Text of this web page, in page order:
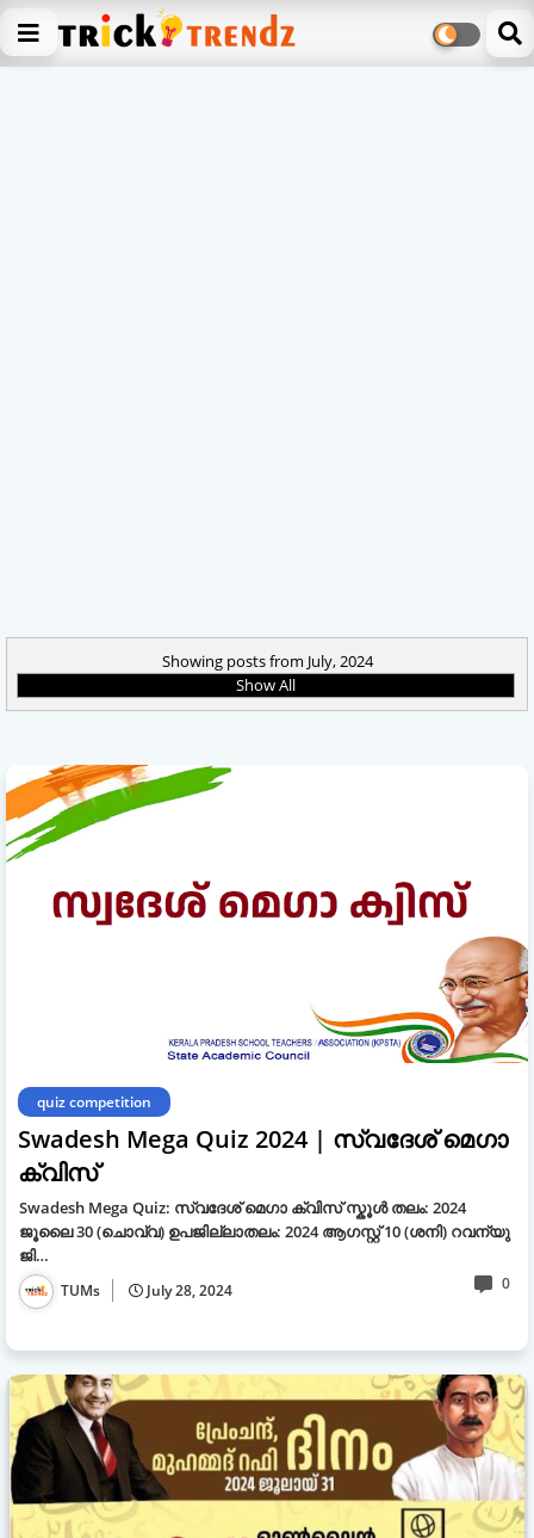
Showing posts from July, 2024
Show All
quiz competition
Swadesh Mega Quiz 2024 | സ്വദേശ് മെഗാ
ക്വിസ്
Swadesh Mega Quiz: സ്വദേശ് മെഗാ ക്വിസ് സ്കൂൾ തലം: 2024
ജൂലൈ 30 (ചൊവ്വ) ഉപജില്ലാതലം: 2024 ആഗസ്റ്റ് 10 (ശനി) റവന്യു
ജി…
TUMs July 28, 2024 0